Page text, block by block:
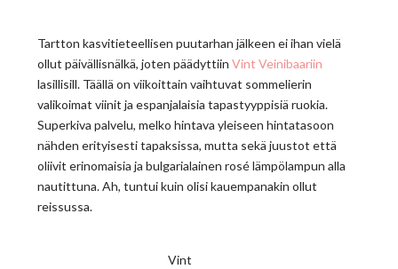
Tartton kasvitieteellisen puutarhan jälkeen ei ihan vielä
ollut päivällisnälkä, joten päädyttiinVint Veinibaariin
lasillisill. Täällä on viikoittain vaihtuvat sommelierin
valikoimat viinit ja espanjalaisia tapastyyppisiä ruokia.
Superkiva palvelu, melko hintava yleiseen hintatasoon
nähden erityisesti tapaksissa, mutta sekä juustot että
oliivit erinomaisia ja bulgarialainen rosé lämpölampun alla
nautittuna. Ah, tuntui kuin olisi kauempanakin ollut
reissussa.
Vint